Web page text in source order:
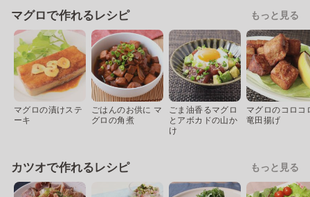
マグロで作れるレシピ もっと見る
マグロの漬けステ
ーキ
ごはんのお供に マ
グロの角煮
ごま油香るマグロ
とアボカドの山か
け
マグロのコロコ
竜田揚げ
カツオで作れるレシピ もっと見る